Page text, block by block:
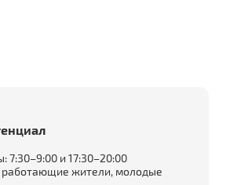
7:30–9:00 и 17:30–20:00
жители, молодые